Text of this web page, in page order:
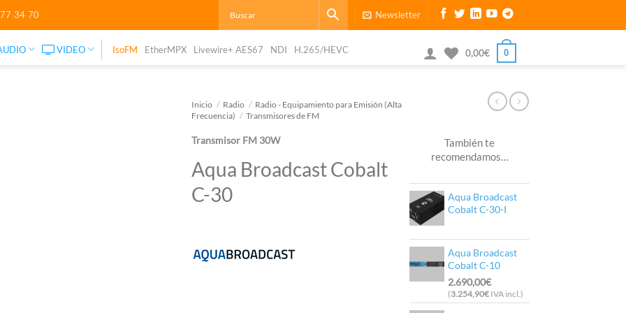
34 70 Newsletter
VIDEO IsoFM EtherMPX Livewire+ AES67 NDI H.265/HEVC 0,00€ 0
Inicio / Radio / Radio - Equipamiento para Emisión (Alta
Frecuencia) / Transmisores de FM
Transmisor FM 30W
Aqua Broadcast Cobalt
C-30
También te
recomendamos…
Aqua Broadcast
Cobalt C-30-I
Aqua Broadcast
Cobalt C-10
2.690,00€
(3.254,90€ IVA incl.)